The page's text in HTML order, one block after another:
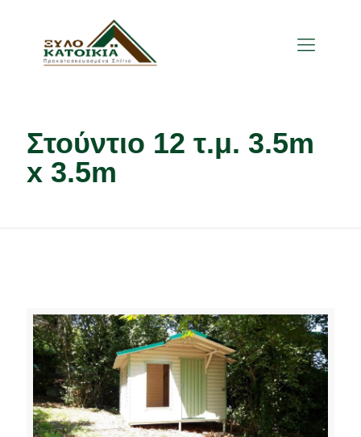
Στούντιο 12 τ.μ. 3.5m
x 3.5m